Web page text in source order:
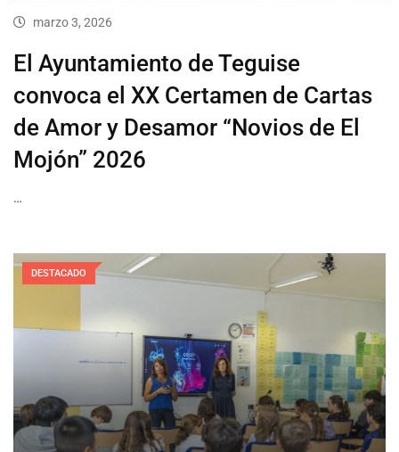
marzo 3, 2026
El Ayuntamiento de Teguise
convoca el XX Certamen de Cartas
de Amor y Desamor “Novios de El
Mojón” 2026
…
DESTACADO